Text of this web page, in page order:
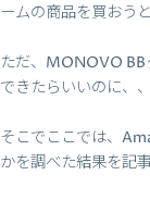
ームの商品を買おう
ただ、MONOVO
できたらいいのに、
そこでここでは、
かを調べた結果を記